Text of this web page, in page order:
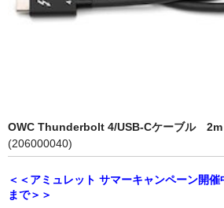
Archgon
Lin4NeuroプリインストールPC
Shaffner
OWC Thunderbolt 4/USB-Cケーブル 2m
(206000040)
＜＜アミュレット サマーキャンペーン開催
まで＞＞